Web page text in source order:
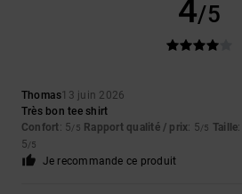
4/5
Thomas13 juin 2026
Très bon tee shirt
Confort: 5/5 Rapport qualité / prix: 5/5 Taille
5/5
Je recommande ce produit